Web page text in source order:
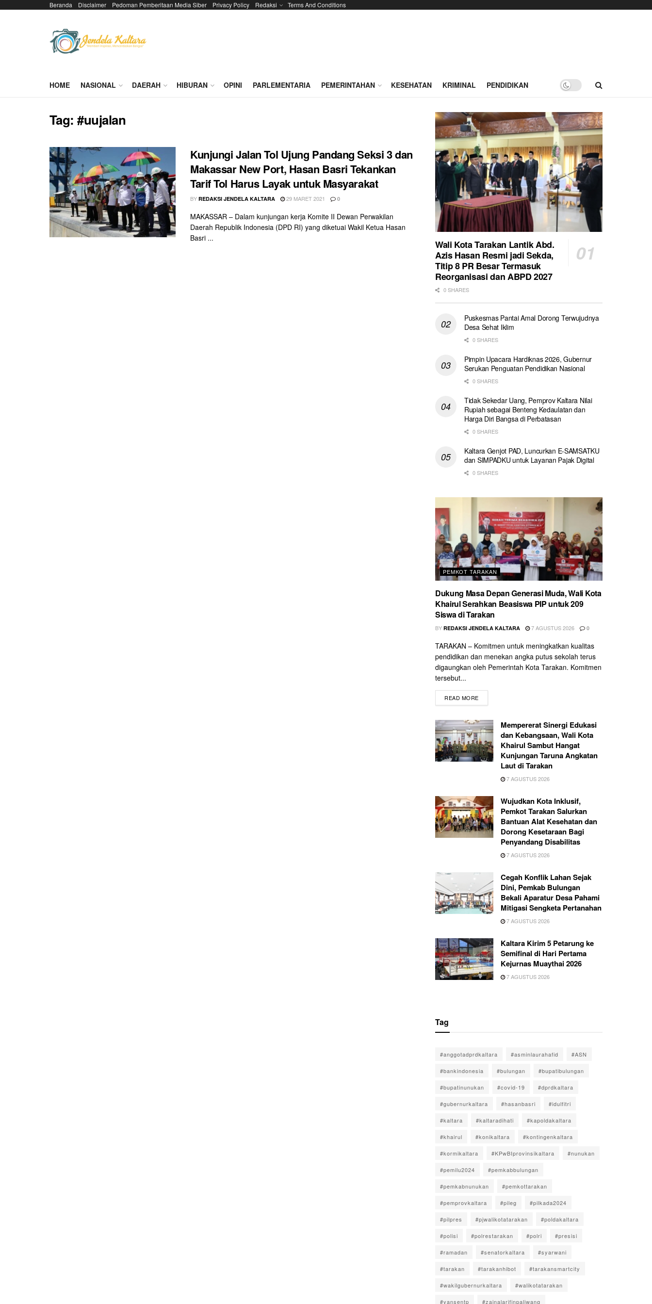
Beranda Disclaimer Pedoman Pemberitaan Media Siber Privacy Policy Redaksi Terms And Conditions
HOME NASIONAL DAERAH HIBURAN OPINI PARLEMENTARIA PEMERINTAHAN KESEHATAN KRIMINAL PENDIDIKAN
Tag:#uujalan
Kunjungi Jalan Tol Ujung Pandang Seksi 3 dan
Makassar New Port, Hasan Basri Tekankan
Tarif Tol Harus Layak untuk Masyarakat
BY REDAKSI JENDELA KALTARA 29 MARET 2021 0
MAKASSAR – Dalam kunjungan kerja Komite II Dewan Perwakilan
Daerah Republik Indonesia (DPD RI) yang diketuai Wakil Ketua Hasan
Basri ...
Wali Kota Tarakan Lantik Abd.
Azis Hasan Resmi jadi Sekda,
Titip 8 PR Besar Termasuk
Reorganisasi dan ABPD 2027
0 SHARES
Puskesmas Pantai Amal Dorong Terwujudnya
Desa Sehat Iklim
0 SHARES
Pimpin Upacara Hardiknas 2026, Gubernur
Serukan Penguatan Pendidikan Nasional
0 SHARES
Tidak Sekedar Uang, Pemprov Kaltara Nilai
Rupiah sebagai Benteng Kedaulatan dan
Harga Diri Bangsa di Perbatasan
0 SHARES
Kaltara Genjot PAD, Luncurkan E-SAMSATKU
dan SIMPADKU untuk Layanan Pajak Digital
0 SHARES
PEMKOT TARAKAN
Dukung Masa Depan Generasi Muda, Wali Kota
Khairul Serahkan Beasiswa PIP untuk 209
Siswa di Tarakan
BY REDAKSI JENDELA KALTARA 7 AGUSTUS 2026 0
TARAKAN – Komitmen untuk meningkatkan kualitas
pendidikan dan menekan angka putus sekolah terus
digaungkan oleh Pemerintah Kota Tarakan. Komitmen
tersebut...
READ MORE
Mempererat Sinergi Edukasi
dan Kebangsaan, Wali Kota
Khairul Sambut Hangat
Kunjungan Taruna Angkatan
Laut di Tarakan
7 AGUSTUS 2026
Wujudkan Kota Inklusif,
Pemkot Tarakan Salurkan
Bantuan Alat Kesehatan dan
Dorong Kesetaraan Bagi
Penyandang Disabilitas
7 AGUSTUS 2026
Cegah Konflik Lahan Sejak
Dini, Pemkab Bulungan
Bekali Aparatur Desa Pahami
Mitigasi Sengketa Pertanahan
7 AGUSTUS 2026
Kaltara Kirim 5 Petarung ke
Semifinal di Hari Pertama
Kejurnas Muaythai 2026
7 AGUSTUS 2026
Tag
#anggotadprdkaltara #asminlaurahafid #ASN
#bankindonesia #bulungan #bupatibulungan
#bupatinunukan #covid-19 #dprdkaltara
#gubernurkaltara #hasanbasri #idulfitri
#kaltara #kaltaradihati #kapoldakaltara
#khairul #konikaltara #kontingenkaltara
#kormikaltara #KPwBIprovinsikaltara #nunukan
#pemilu2024 #pemkabbulungan
#pemkabnunukan #pemkottarakan
#pemprovkaltara #pileg #pilkada2024
#pilpres #pjwalikotatarakan #poldakaltara
#polisi #polrestarakan #polri #presisi
#ramadan #senatorkaltara #syarwani
#tarakan #tarakanhibot #tarakansmartcity
#wakilgubernurkaltara #walikotatarakan
#yansentp #zainalarifinpaliwang